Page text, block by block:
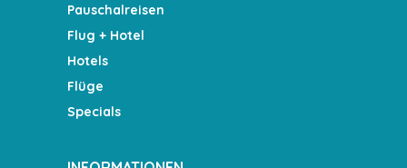
Pauschalreisen
Flug + Hotel
Hotels
Flüge
Specials